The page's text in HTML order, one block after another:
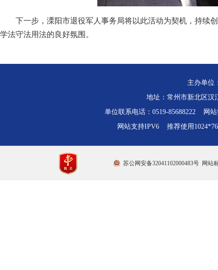
下一步，溧阳市退役军人事务局将以此活动为契机，持续
学法守法用法的良好氛围。
主办单位
地址：常州市新北区
单位联系电话：0519-85688222 网站
网站支持IPV6 推荐使用
苏公网安备32041102000483号 网站